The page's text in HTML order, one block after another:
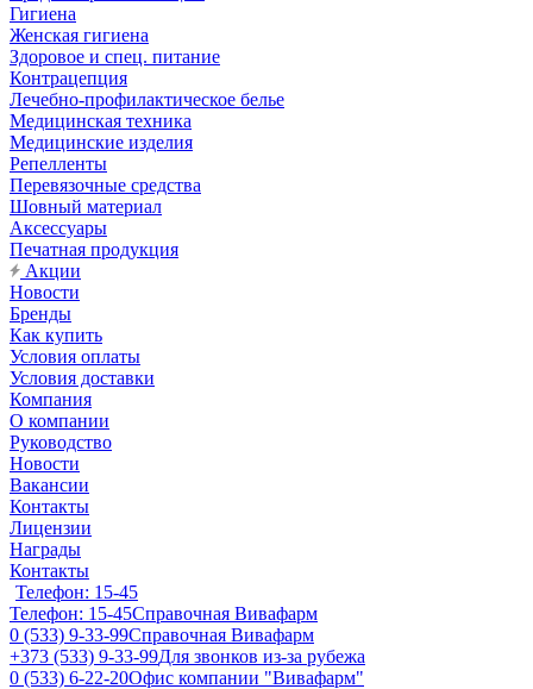
Гигиена
Женская гигиена
Здоровое и спец. питание
Контрацепция
Лечебно-профилактическое белье
Медицинская техника
Медицинские изделия
Репелленты
Перевязочные средства
Шовный материал
Аксессуары
Печатная продукция
Акции
Новости
Бренды
Как купить
Условия оплаты
Условия доставки
Компания
О компании
Руководство
Новости
Вакансии
Контакты
Лицензии
Награды
Контакты
Телефон: 15-45
Телефон: 15-45Справочная Вивафарм
0 (533) 9-33-99Справочная Вивафарм
+373 (533) 9-33-99Для звонков из-за рубежа
0 (533) 6-22-20Офис компании "Вивафарм"